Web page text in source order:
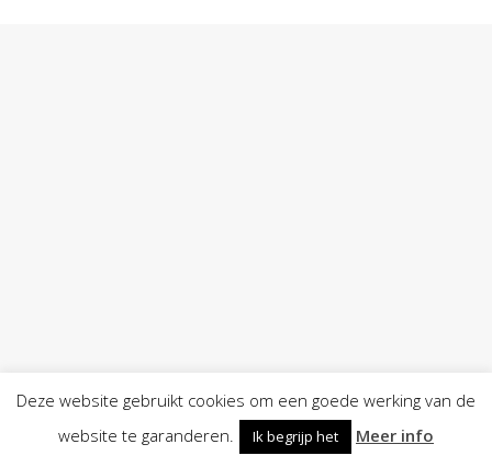
Deze website gebruikt cookies om een goede werking van de
website te garanderen.
Ik begrijp het Meer info